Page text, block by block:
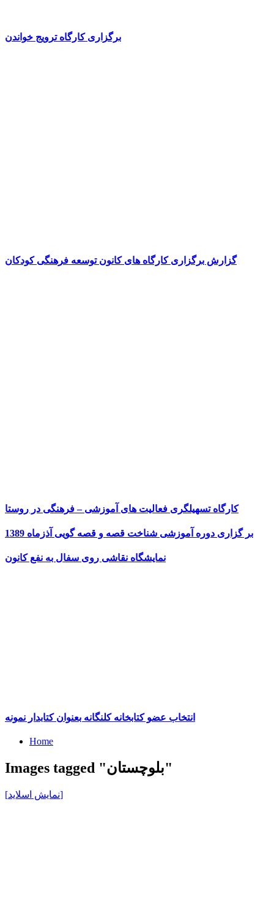
برگزاری کارگاه ترویج خواندن
گزارش برگزاری کارگاه های کانون توسعه فرهنگی کودکان
کارگاه تسهیلگری فعالیت های آموزشی – فرهنگی در روستا
بر گزاری دوره آموزشی شناخت قصه و قصه گویی آذزماه 1389
نمایشگاه نقاشی روی سفال به نفع کانون
انتخاب عضو کتابخانه کلنگانه بعنوان کتابدار نمونه
Home
Images tagged "بلوچستان"
[نمایش اسلاید]